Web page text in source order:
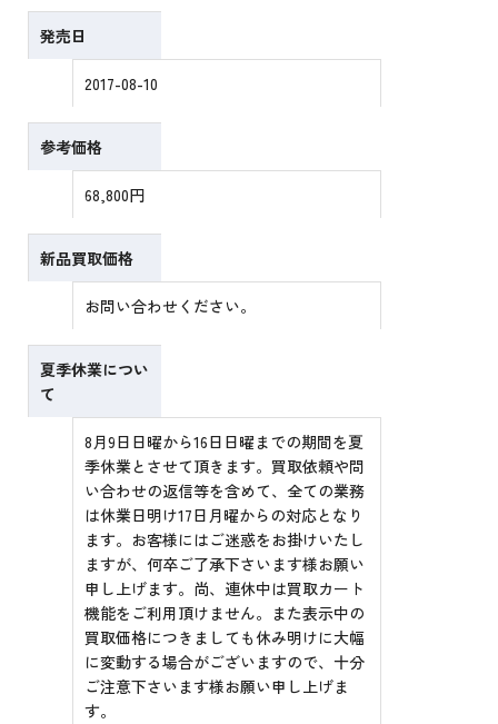
発売日
2017-08-10
参考価格
68,800円
新品買取価格
お問い合わせください。
夏季休業につい
て
8月9日日曜から16日日曜までの期間を夏
季休業とさせて頂きます。買取依頼や問
い合わせの返信等を含めて、全ての業務
は休業日明け17日月曜からの対応となり
ます。お客様にはご迷惑をお掛けいたし
ますが、何卒ご了承下さいます様お願い
申し上げます。尚、連休中は買取カート
機能をご利用頂けません。また表示中の
買取価格につきましても休み明けに大幅
に変動する場合がございますので、十分
ご注意下さいます様お願い申し上げま
す。